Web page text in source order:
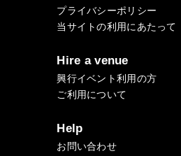
プライバシーポリシー
当サイトの利用にあたって
Hire a venue
興行イベント利用の方
ご利用について
Help
お問い合わせ